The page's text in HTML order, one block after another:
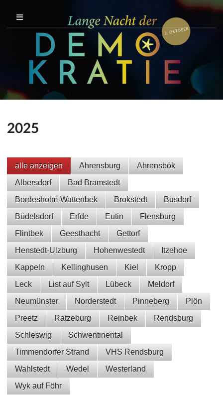
2025
alle anzeigen Ahrensburg
Ahrensbök
Albersdorf
Bad Bramstedt
Bordesholm-Wattenbek
Brokstedt
Busdorf
Büdelsdorf
Erfde Eutin
Flensburg
Flintbek
Geesthacht
Gettorf
Henstedt-Ulzburg
Hohenwestedt
Itzehoe
Kappeln
Kellinghusen Kiel
Kropp
Leck
List auf Sylt Lübeck
Meldorf
Neumünster
Norderstedt Pinneberg
Plön
Preetz
Ratzeburg Reinbek
Rendsburg
Schleswig
Schwentinental
Timmendorfer Strand
VHS Rendsburg
Wahlstedt
Wedel
Westerland
Wyk auf Föhr